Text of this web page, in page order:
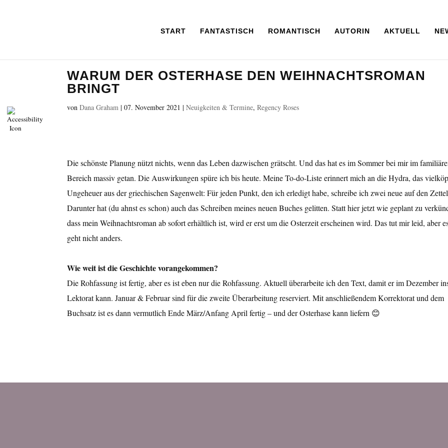
START FANTASTISCH ROMANTISCH AUTORIN AKTUELL
WARUM DER OSTERHASE DEN WEIHNACHTSROMAN
BRINGT
vonDana Graham |07. November 2021 |Neuigkeiten & Termine,Regency Roses
Die schönste Planung nützt nichts, wenn das Leben dazwischen grätscht. Und das hat es im Sommer bei mir im
Bereich massiv getan. Die Auswirkungen spüre ich bis heute. Meine To-do-Liste erinnert mich an die Hydra, das
Ungeheuer aus der griechischen Sagenwelt: Für jeden Punkt, den ich erledigt habe, schreibe ich zwei neue auf den
Darunter hat (du ahnst es schon) auch das Schreiben meines neuen Buches gelitten. Statt hier jetzt wie geplant zu
dass mein Weihnachtsroman ab sofort erhältlich ist, wird er erst um die Osterzeit erscheinen wird. Das tut mir leid, aber
geht nicht anders.
Wie weit ist die Geschichte vorangekommen?
Die Rohfassung ist fertig, aber es ist eben nur die Rohfassung. Aktuell überarbeite ich den Text, damit er im Dezember
Lektorat kann. Januar & Februar sind für die zweite Überarbeitung reserviert. Mit anschließendem Korrektorat und dem
Buchsatz ist es dann vermutlich Ende März/Anfang April fertig – und der Osterhase kann liefern 😊